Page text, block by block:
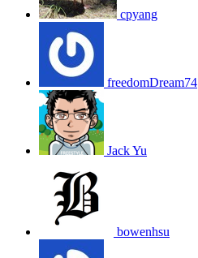
cpyang
freedomDream74
Jack Yu
bowenhsu